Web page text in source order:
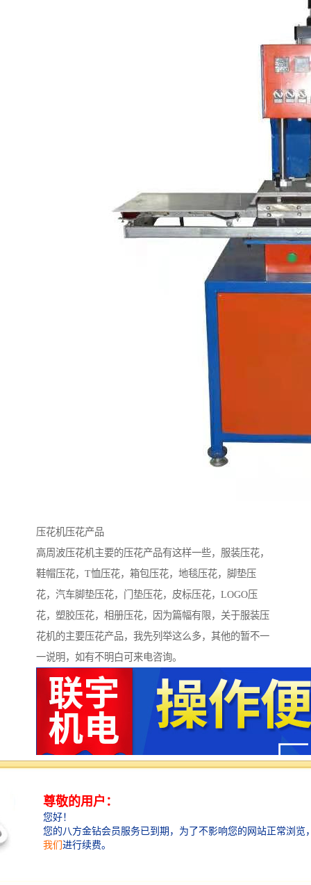
压花机压花产品
高周波压花机主要的压花产品有这样一些，服装压花，
鞋帽压花，T恤压花，箱包压花，地毯压花，脚垫压
花，汽车脚垫压花，门垫压花，皮标压花，LOGO压
花，塑胶压花，相册压花，因为篇幅有限，关于服装压
花机的主要压花产品，我先列举这么多，其他的暂不一
一说明，如有不明白可来电咨询。